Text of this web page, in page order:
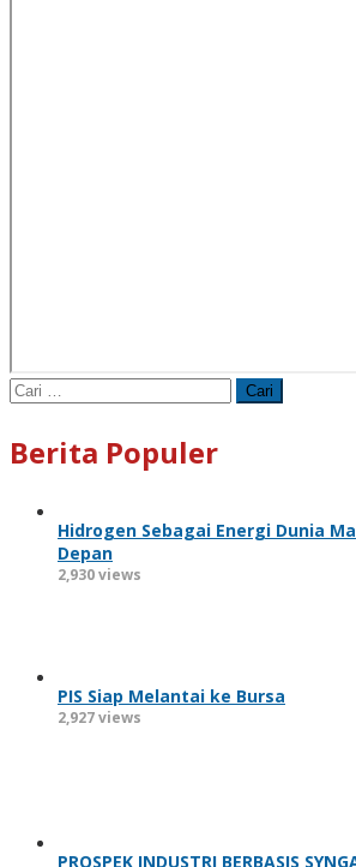
Cari
untuk:
Berita Populer
Hidrogen Sebagai Energi Dunia
Depan
2,930 views
PIS Siap Melantai ke Bursa
2,927 views
PROSPEK INDUSTRI BERBASIS